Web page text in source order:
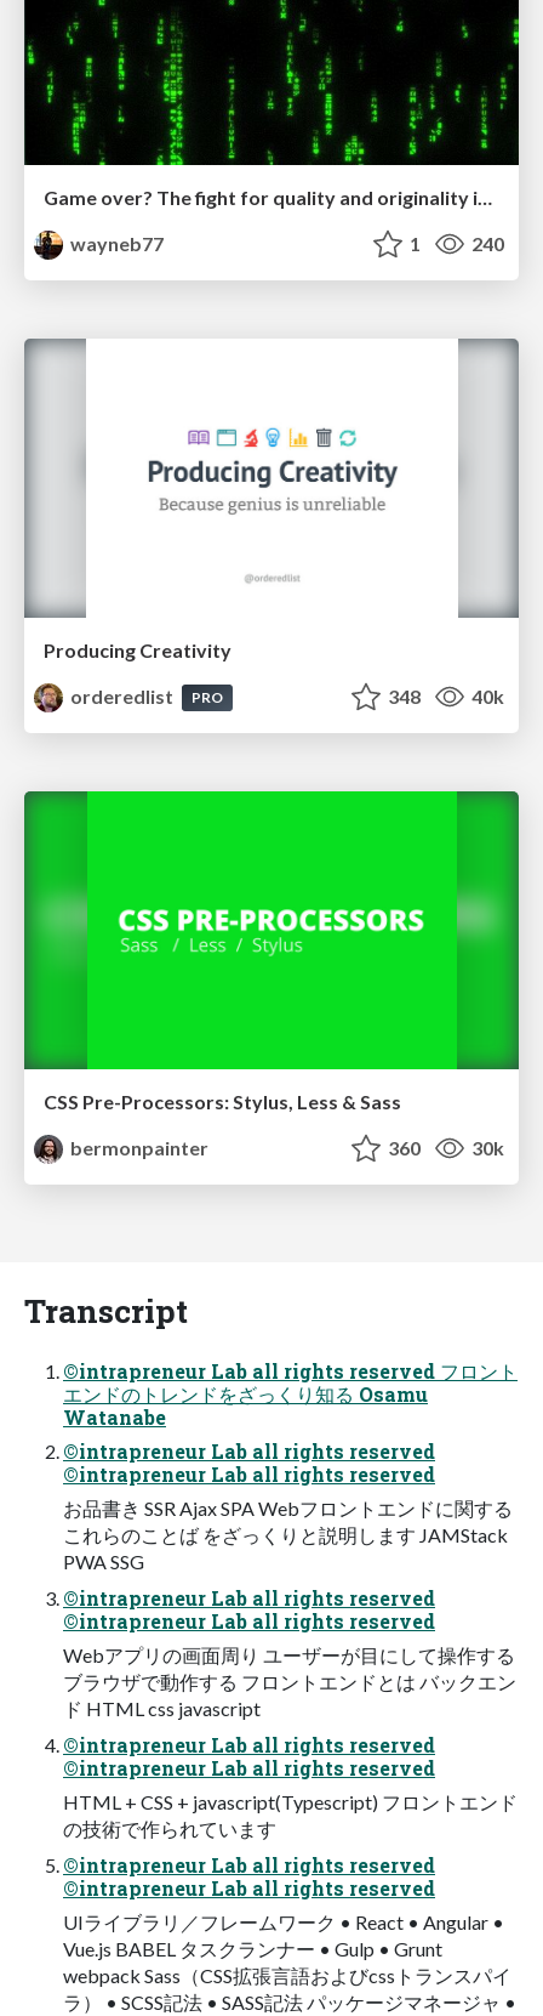
Game over? The fight for quality and originality in the time of robots
wayneb77
1 240
Producing Creativity
orderedlist
PRO 348 40k
CSS Pre-Processors: Stylus, Less & Sass
bermonpainter
360 30k
Transcript
©intrapreneur Lab all rights reserved フロント
エンドのトレンドをざっくり知る Osamu
Watanabe
©intrapreneur Lab all rights reserved
©intrapreneur Lab all rights reserved
お品書き SSR Ajax SPA Webフロントエンドに関する
これらのことば をざっくりと説明します JAMStack
PWA SSG
©intrapreneur Lab all rights reserved
©intrapreneur Lab all rights reserved
Webアプリの画面周り ユーザーが目にして操作する
ブラウザで動作する フロントエンドとは バックエン
ド HTML css javascript
©intrapreneur Lab all rights reserved
©intrapreneur Lab all rights reserved
HTML + CSS + javascript(Typescript) フロントエンド
の技術で作られています
©intrapreneur Lab all rights reserved
©intrapreneur Lab all rights reserved
UIライブラリ／フレームワーク • React • Angular •
Vue.js BABEL タスクランナー • Gulp • Grunt
webpack Sass（CSS拡張言語およびcssトランスパイ
ラ） • SCSS記法 • SASS記法 パッケージマネージャ •